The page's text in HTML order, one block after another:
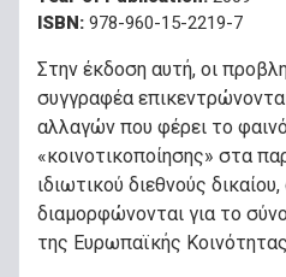
ISBN: 978-960-15-2219-7
Στην έκδοση αυτή, οι
συγγραφέα
αλλαγών που φέρει το
«κοινοτικοποίησης» στα
ιδιωτικού διεθνούς
διαμορφώνονται για το
της Ευρωπαϊκής